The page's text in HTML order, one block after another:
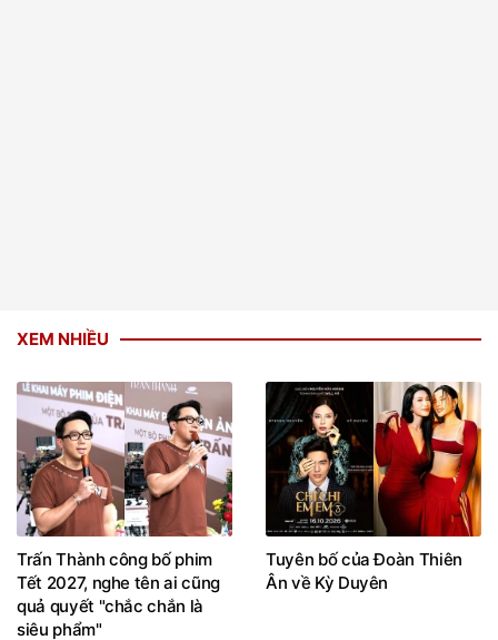
XEM NHIỀU
Trấn Thành công bố phim
Tết 2027, nghe tên ai cũng
quả quyết "chắc chắn là
siêu phẩm"
Tuyên bố của Đoàn Thiên
Ân về Kỳ Duyên